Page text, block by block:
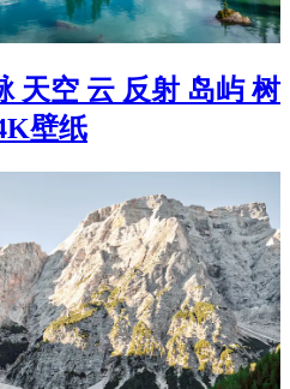
天空 云 反射 岛屿 树
壁纸